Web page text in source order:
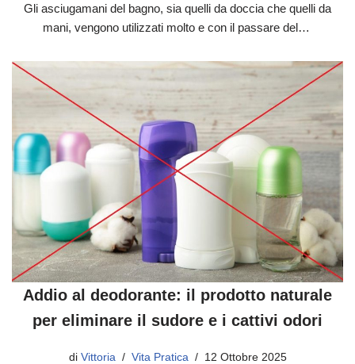
Gli asciugamani del bagno, sia quelli da doccia che quelli da
mani, vengono utilizzati molto e con il passare del…
Addio al deodorante: il prodotto naturale
per eliminare il sudore e i cattivi odori
di Vittoria Vita Pratica 12 Ottobre 2025